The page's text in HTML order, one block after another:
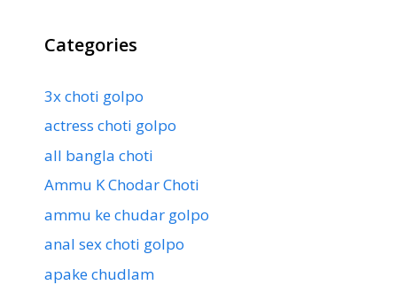
Categories
3x choti golpo
actress choti golpo
all bangla choti
Ammu K Chodar Choti
ammu ke chudar golpo
anal sex choti golpo
apake chudlam